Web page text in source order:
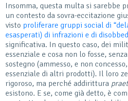
Insomma, questa multa si sarebbe
un contesto da sovra-eccitazione
visto proliferare gruppi social di
esasperati) di infrazioni e di
significativa. In questo caso, dei
essenziale e cosa non lo fosse,
sostegno (ammesso, e non
essenziale di altri prodotti). Il loro
rigoroso, ma perché addirittura
esistono. E se, come già detto, è